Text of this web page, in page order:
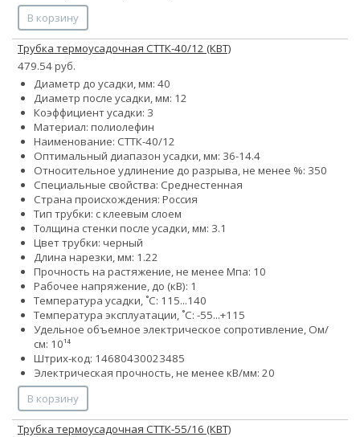
В корзину
Трубка термоусадочная СТТК-40/12 (КВТ)
479.54 руб.
Диаметр до усадки, мм: 40
Диаметр после усадки, мм: 12
Коэффициент усадки: 3
Материал: полиолефин
Наименование: СТТК-40/12
Оптимальный диапазон усадки, мм: 36-14.4
Относительное удлинение до разрыва, не менее %: 350
Специальные свойства: Среднестенная
Страна происхождения: Россия
Тип трубки: с клеевым слоем
Толщина стенки после усадки, мм: 3.1
Цвет трубки: черный
Длина нарезки, мм: 1.22
Прочность на растяжение, не менее Мпа: 10
Рабочее напряжение, до (кВ): 1
Температура усадки, ˚С: 115...140
Температура эксплуатации, ˚С: -55...+115
Удельное объемное электрическое сопротивление, Ом/
см: 10¹⁴
Штрих-код: 14680430023485
Электрическая прочность, не менее кВ/мм: 20
В корзину
Трубка термоусадочная СТТК-55/16 (КВТ)